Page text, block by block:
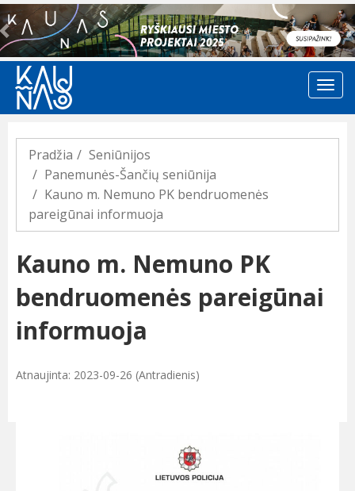
Previous
Pradžia
Seniūnijos
Panemunės-Šančių seniūnija
Kauno m. Nemuno PK bendruomenės
pareigūnai informuoja
Kauno m. Nemuno PK
bendruomenės pareigūnai
informuoja
Atnaujinta: 2023-09-26 (Antradienis)